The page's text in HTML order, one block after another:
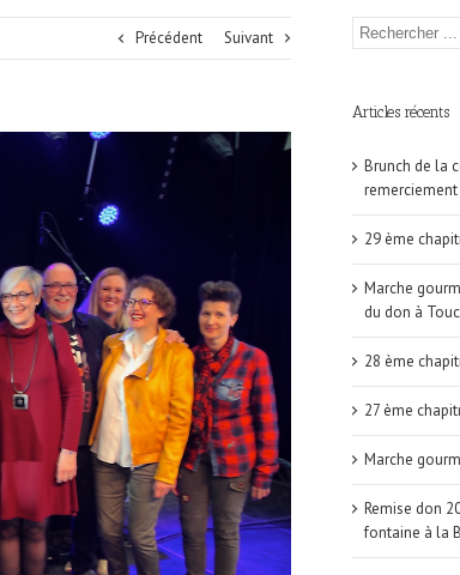
Précédent Suivant
Articles récents
Brunch de la
29 ème
Marche
du don à
28 ème
27 ème
Marche
Remise don
fontaine à la